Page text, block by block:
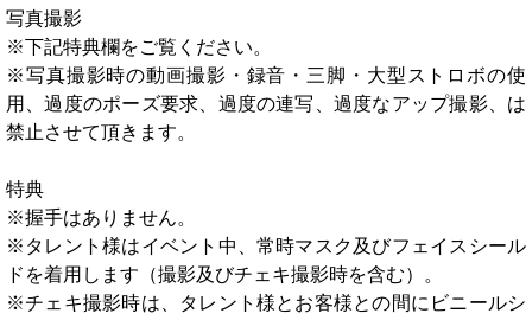
写真撮影
※下記特典欄をご覧ください。
※写真撮影時の動画撮影・録音・三脚・大型ストロボの使
用、過度のポーズ要求、過度の連写、過度なアップ撮影、は
禁止させて頂きます。
特典
※握手はありません。
※タレント様はイベント中、常時マスク及びフェイスシール
ドを着用します（撮影及びチェキ撮影時を含む）。
※チェキ撮影時は、タレント様とお客様との間にビニールシ